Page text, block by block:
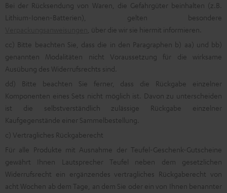
Bei der Rücksendung von Waren, die Gefahrgüter beinhalten (z.B.
Lithium-Ionen-Batterien), gelten besondere
, über die wir sie hiermit informieren.
cc) Bitte beachten Sie, dass die in den Paragraphen b) aa) und bb)
genannten Modalitäten nicht Voraussetzung für die wirksame
Ausübung des Widerrufsrechts sind.
dd) Bitte beachten Sie ferner, dass die Rückgabe einzelner
Komponenten eines Sets nicht möglich ist. Davon zu unterscheiden
ist die selbstverständlich zulässige Rückgabe einzelner
Kaufgegenstände einer Sammelbestellung.
c) Vertragliches Rückgaberecht
Für alle Produkte mit Ausnahme der Teufel-Geschenk-Gutscheine
gewährt Ihnen Lautsprecher Teufel neben dem gesetzlichen
Widerrufsrecht ein ergänzendes vertragliches Rückgaberecht von
acht Wochen ab dem Tage, an dem Sie oder ein von Ihnen benannter